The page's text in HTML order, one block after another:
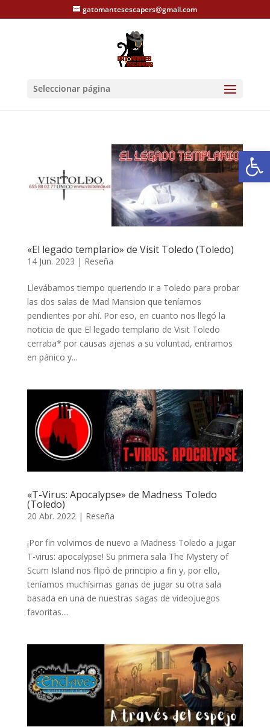
gatomantesescapers@gmail.com
Seleccionar página
«El legado templario» de Visit Toledo (Toledo)
14 Jun. 2023 | Reseña
Llevábamos tiempo queriendo ir a Toledo para probar
las dos salas de Mad Mansion que teníamos
pendientes por ahí. Por eso, en cuanto nos llegó la
noticia de que El legado templario de Visit Toledo
cerraba* por causas ajenas a su voluntad, entramos
en pánico y...
«T-Virus: Apocalypse» de Madness Toledo
(Toledo)
20 Abr. 2022 | Reseña
¡Por fin volvimos de nuevo a Madness Toledo a jugar
T-virus: apocalypse! Su primera sala The Mystery of
Scum Island nos flipó de principio a fin y, por ello,
teníamos muchísimas ganas de jugar su otra sala
basada en una de nuestras sagas de videojuegos
favoritas....